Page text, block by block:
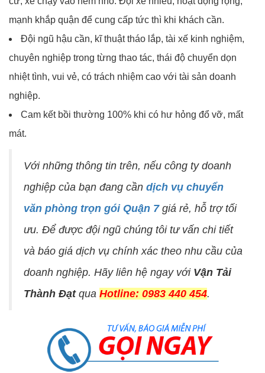
mạnh khắp quận để cung cấp tức thì khi khách cần.
Đội ngũ hậu cần, kĩ thuật tháo lắp, tài xế kinh nghiệm,
chuyên nghiệp trong từng thao tác, thái độ chuyển dọn
nhiệt tình, vui vẻ, có trách nhiệm cao với tài sản doanh
nghiệp.
Cam kết bồi thường 100% khi có hư hỏng đổ vỡ, mất
mát.
Với những thông tin trên, nếu công ty doanh
nghiệp của bạn đang cần dịch vụ chuyển
văn phòng trọn gói Quận 7giá rẻ, hỗ trợ tối
ưu. Để được đội ngũ chúng tôi tư vấn chi tiết
và báo giá dịch vụ chính xác theo nhu cầu của
doanh nghiệp. Hãy liên hệ ngay với Vận Tải
Thành Đạtqua Hotline: 0983 440 454.